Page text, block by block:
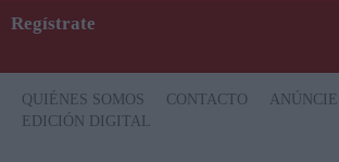
Regístrate
QUIÉNES SOMOS CONTACTO
EDICIÓN DIGITAL